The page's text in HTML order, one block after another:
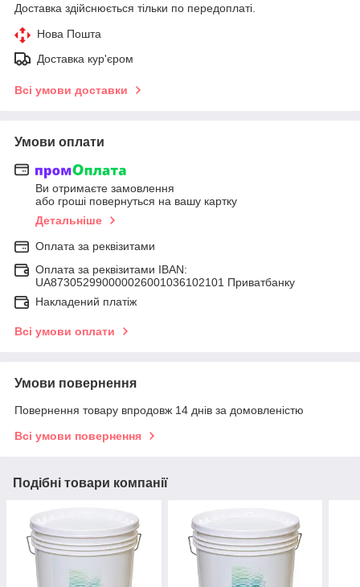
Доставка здійснюється тільки по передоплаті.
Нова Пошта
Доставка кур'єром
Всі умови доставки
Умови оплати
Ви отримаєте замовлення
або гроші повернуться на вашу картку
Детальніше
Оплата за реквізитами
Оплата за реквізитами IBAN:
UA873052990000026001036102101 Приватбанку
Накладений платіж
Всі умови оплати
Умови повернення
Повернення товару впродовж 14 днів за домовленістю
Всі умови повернення
Подібні товари компанії